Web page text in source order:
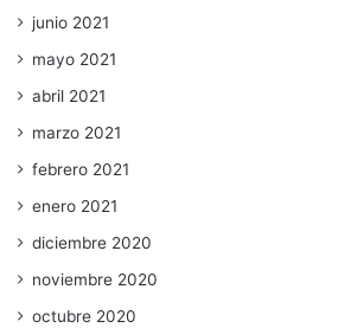
junio 2021
mayo 2021
abril 2021
marzo 2021
febrero 2021
enero 2021
diciembre 2020
noviembre 2020
octubre 2020